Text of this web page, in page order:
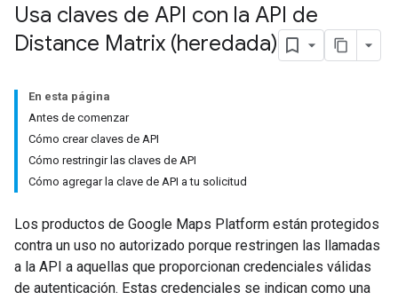
Usa claves de API con la API de
Distance Matrix (heredada)
En esta página
Antes de comenzar
Cómo crear claves de API
Cómo restringir las claves de API
Cómo agregar la clave de API a tu solicitud
Los productos de Google Maps Platform están protegidos
contra un uso no autorizado porque restringen las llamadas
a la API a aquellas que proporcionan credenciales válidas
de autenticación. Estas credenciales se indican como una